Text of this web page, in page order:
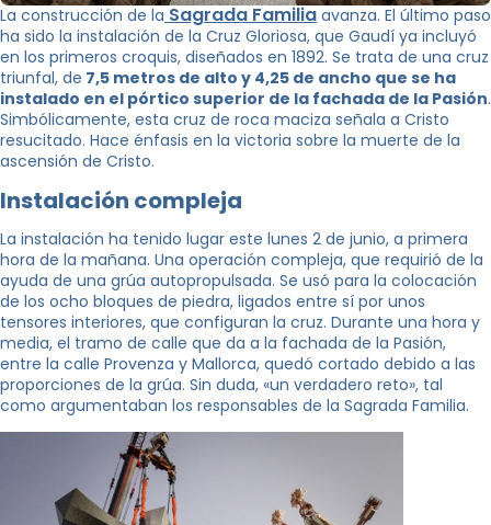
La construcción de la Sagrada Familia avanza. El último paso
ha sido la instalación de la Cruz Gloriosa, que Gaudí ya incluyó
en los primeros croquis, diseñados en 1892. Se trata de una cruz
triunfal, de 7,5 metros de alto y 4,25 de ancho que se ha
instalado en el pórtico superior de la fachada de la Pasión.
Simbólicamente, esta cruz de roca maciza señala a Cristo
resucitado. Hace énfasis en la victoria sobre la muerte de la
ascensión de Cristo.
Instalación compleja
La instalación ha tenido lugar este lunes 2 de junio, a primera
hora de la mañana. Una operación compleja, que requirió de la
ayuda de una grúa autopropulsada. Se usó para la colocación
de los ocho bloques de piedra, ligados entre sí por unos
tensores interiores, que configuran la cruz. Durante una hora y
media, el tramo de calle que da a la fachada de la Pasión,
entre la calle Provenza y Mallorca, quedó cortado debido a las
proporciones de la grúa. Sin duda, «un verdadero reto», tal
como argumentaban los responsables de la Sagrada Familia.